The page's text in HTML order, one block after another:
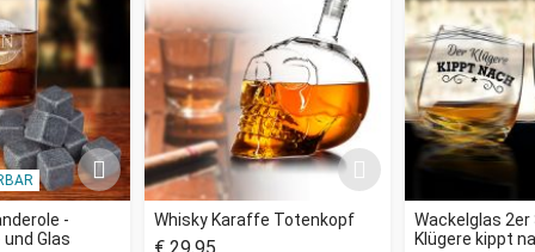
-
Glas
Whisky Karaffe Totenkopf
Wackelglas 2er
Klügere kippt